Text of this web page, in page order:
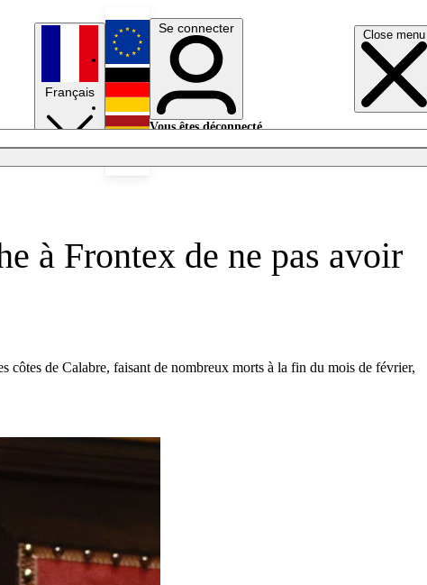
Close menu
Français
English
Deutsch
Se connecter
Vous êtes déconnecté.
à Frontex de ne pas avoir
côtes de Calabre, faisant de nombreux morts à la fin du mois de février,